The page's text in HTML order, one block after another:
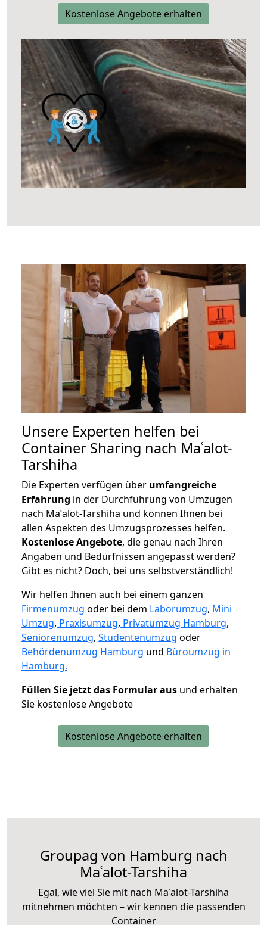
Kostenlose Angebote erhalten
Unsere Experten helfen bei
Container Sharing nach Maʿalot-
Tarshiha
Die Experten verfügen über umfangreiche
Erfahrung in der Durchführung von Umzügen
nach Maʿalot-Tarshiha und können Ihnen bei
allen Aspekten des Umzugsprozesses helfen.
Kostenlose Angebote, die genau nach Ihren
Angaben und Bedürfnissen angepasst werden?
Gibt es nicht? Doch, bei uns selbstverständlich!
Wir helfen Ihnen auch bei einem ganzen
Firmenumzug oder bei dem Laborumzug, Mini
Umzug, Praxisumzug, Privatumzug Hamburg,
Seniorenumzug, Studentenumzug oder
Behördenumzug Hamburg und Büroumzug in
Hamburg.
Füllen Sie jetzt das Formular aus und erhalten
Sie kostenlose Angebote
Kostenlose Angebote erhalten
Groupag von Hamburg nach
Maʿalot-Tarshiha
Egal, wie viel Sie mit nach Maʿalot-Tarshiha
mitnehmen möchten – wir kennen die passenden
Container